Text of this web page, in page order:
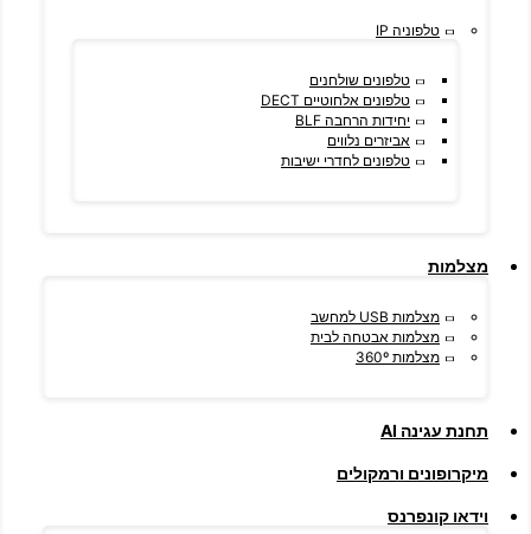
טלפוניה IP
טלפונים שולחנים
טלפונים אלחוטיים DECT
יחידות הרחבה BLF
אביזרים נלווים
טלפונים לחדרי ישיבות
מצלמות
מצלמות USB למחשב
מצלמות אבטחה לבית
מצלמות 360º
תחנת עגינה AI
מיקרופונים ורמקולים
וידאו קונפרנס